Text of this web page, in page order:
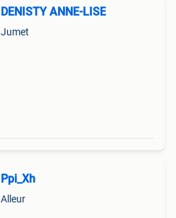
DENISTY ANNE-LISE
Jumet
Ppi_Xh
Alleur